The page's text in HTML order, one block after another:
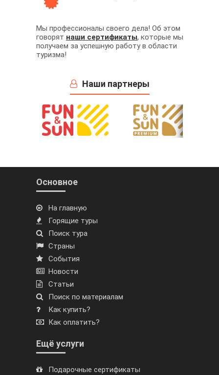
Мы профессионалы своего дела! Об этом
говорят наши сертификаты, которые мы
получаем за успешную работу в области
туризма!
Наши партнеры
Основное
На главную
Горящие туры
Поиск тура
Страны
События
Новости
Статьи
Поиск по материалам
Как купить?
Как оплатить?
Ещё услуги
Подарочные сертификаты